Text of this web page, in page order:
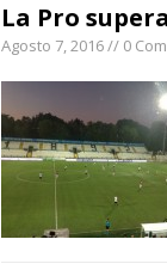
La Pro
Agosto 7, 2016 // 0